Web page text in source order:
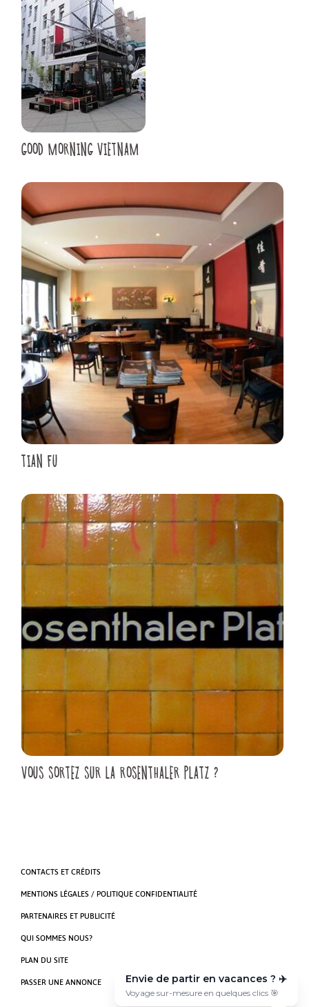
GOOD MORNING VIETNAM
TIAN FU
VOUS SORTEZ SUR LA ROSENTHALER PLATZ ?
CONTACTS ET CRÉDITS
MENTIONS LÉGALES / POLITIQUE CONFIDENTIALITÉ
PARTENAIRES ET PUBLICITÉ
QUI SOMMES NOUS?
PLAN DU SITE
PASSER UNE ANNONCE Envie de partir en vacances ? ✈️
Voyage sur-mesure en quelques clics 🎯